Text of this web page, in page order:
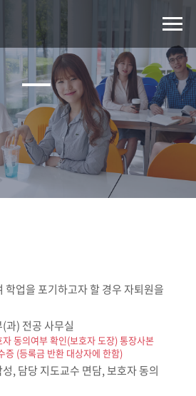
학업을 포기하고자 할 경우 자퇴원을
과) 전공 사무실
동의여부 확인(보호자 도장) 통장사본
증 (등록금 반환 대상자에 한함)
, 담당 지도교수 면담, 보호자 동의